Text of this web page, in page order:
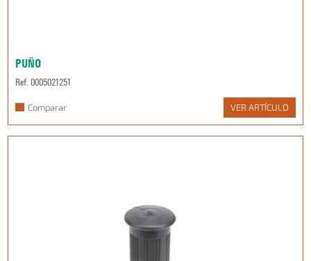
PUÑO
Ref. 0005021251
Comparar VER ARTÍCULO